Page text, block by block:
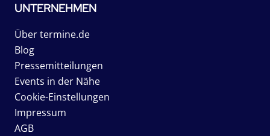
UNTERNEHMEN
Über termine.de
Blog
Pressemitteilungen
Events in der Nähe
Cookie-Einstellungen
Impressum
AGB